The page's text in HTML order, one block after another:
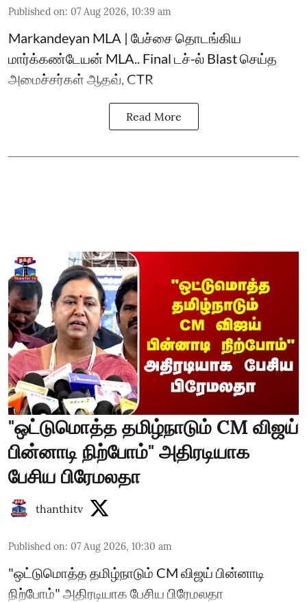
Published on: 07 Aug 2026, 10:39 am
Markandeyan MLA | பேச்சை தொடங்கிய
மார்க்கண்டேயன் MLA.. Final டச்-ல் Blast செய்த
அமைச்சர்கள் ஆதவ், CTR
Read More
"ஒட்டுமொத்த தமிழ்நாடும் CM விஜய்
பின்னாடி நிற்போம்" அதிரடியாக
பேசிய பிரேமலதா
thanthitv
Published on: 07 Aug 2026, 10:30 am
"ஒட்டுமொத்த தமிழ்நாடும் CM விஜய் பின்னாடி
நிற்போம்" அதிரடியாக பேசிய பிரேமலதா